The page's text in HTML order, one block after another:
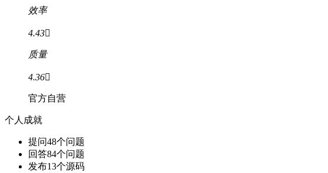
效率
4.43
质量
4.36
官方自营
个人成就
提问48个问题
回答84个问题
发布13个源码